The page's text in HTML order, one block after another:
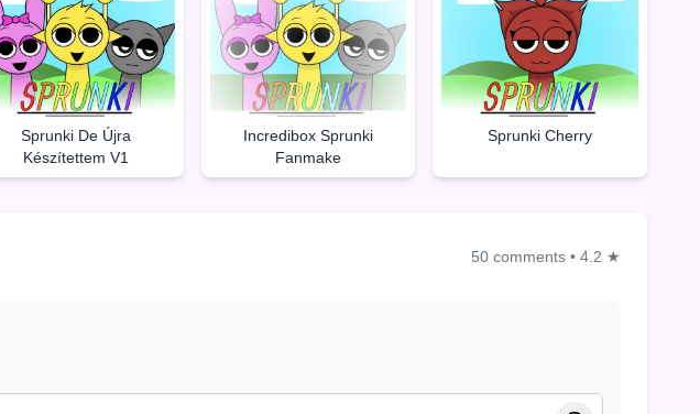
Sprunki De Újra
Készítettem V1
Incredibox Sprunki
Fanmake
Sprunki Cherry
50 comments • 4.2 ★